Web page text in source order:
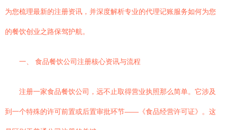
为您梳理最新的注册资讯，并深度解析专业的代理记账服务如何为您
的餐饮创业之路保驾护航。
一、 食品餐饮公司注册核心资讯与流程
注册一家食品餐饮公司，远不止取得营业执照那么简单。它涉及
到一个特殊的许可前置或后置审批环节——《食品经营许可证》。这